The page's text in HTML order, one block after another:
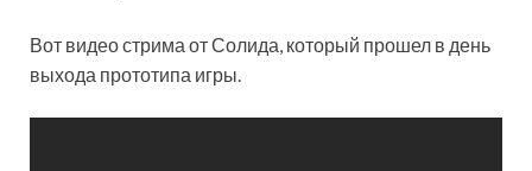
Вот видео стрима от Солида, который прошел в день
выхода прототипа игры.